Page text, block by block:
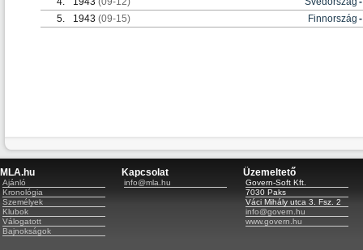
5.
1943 (09-15) Finnország -
MLA.hu
Ajánló
Kronológia
Személyek
Klubok
Válogatott
Bajnokságok
Kapcsolat
info@mla.hu
Üzemeltető
Govern-Soft Kft.
7030 Paks
Váci Mihály utca 3. Fsz. 2
info@govern.hu
www.govern.hu